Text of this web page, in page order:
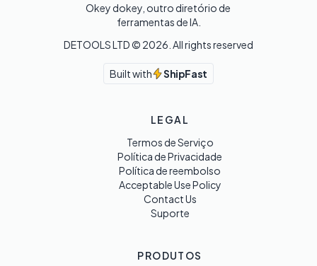
Okey dokey, outro diretório de
ferramentas de IA.
DETOOLS LTD © 2026 . All rights reserved
Built with ShipFast
LEGAL
Termos de Serviço
Política de Privacidade
Política de reembolso
Acceptable Use Policy
Contact Us
Suporte
PRODUTOS